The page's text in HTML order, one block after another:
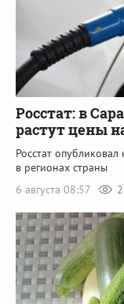
Росстат: в
растут цены
Росстат
в регионах страны
6 августа 08:57